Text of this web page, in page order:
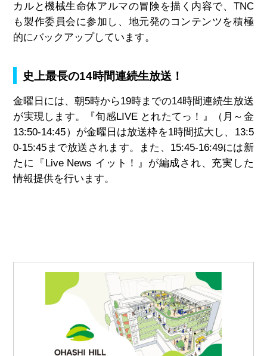
カルと機械生命体アルマの冒険を描く内容で、TNC
も製作委員会に参加し、地元発のコンテンツを積極
的にバックアップしています。
史上最長の14時間連続生放送！
金曜日には、朝5時から19時までの14時間連続生放送
が実現します。『旬感LIVE とれたてっ！』（月～金
13:50-14:45）が金曜日は放送枠を1時間拡大し、13:5
0-15:45まで放送されます。また、15:45-16:49には新
たに『Live News イット！』が編成され、充実した
情報提供を行います。